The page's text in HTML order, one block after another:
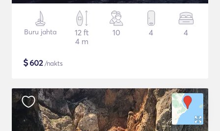
Buru jahta
12 ft
4 m
10 4 4
$602/nakts